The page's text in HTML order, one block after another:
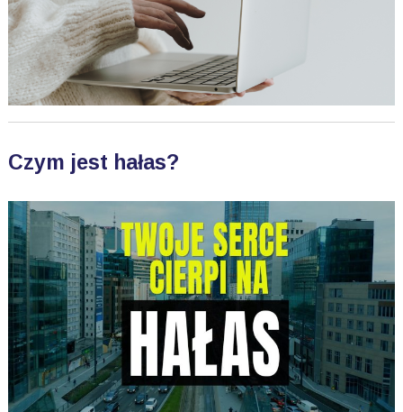
Czym jest hałas?